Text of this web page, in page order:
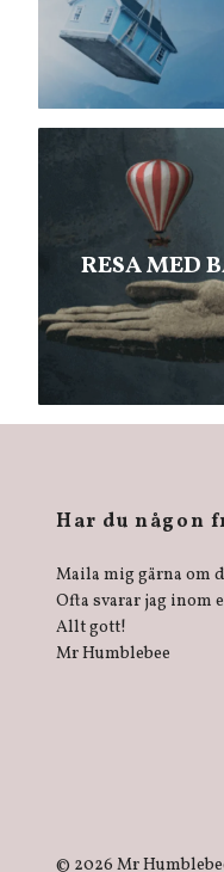
RESA MED
Har du någon
Maila mig gärna om
Ofta svarar jag inom
Allt gott!
Mr Humblebee
© 2026 Mr